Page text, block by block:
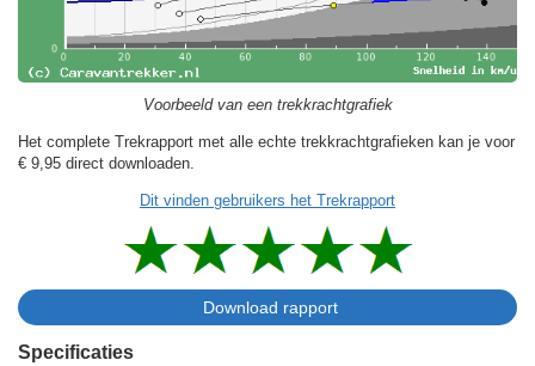
Voorbeeld van een trekkrachtgrafiek
Het complete Trekrapport met alle echte trekkrachtgrafieken kan je voor
€ 9,95 direct downloaden.
Dit vinden gebruikers het Trekrapport
Specificaties